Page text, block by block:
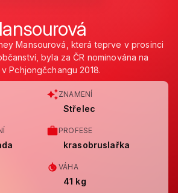
Mansourová, která teprve v prosinci
byla za ČR nominována na
Pchjongčchangu 2018.
ZNAMENÍ
Střelec
PROFESE
krasobruslařka
VÁHA
41 kg